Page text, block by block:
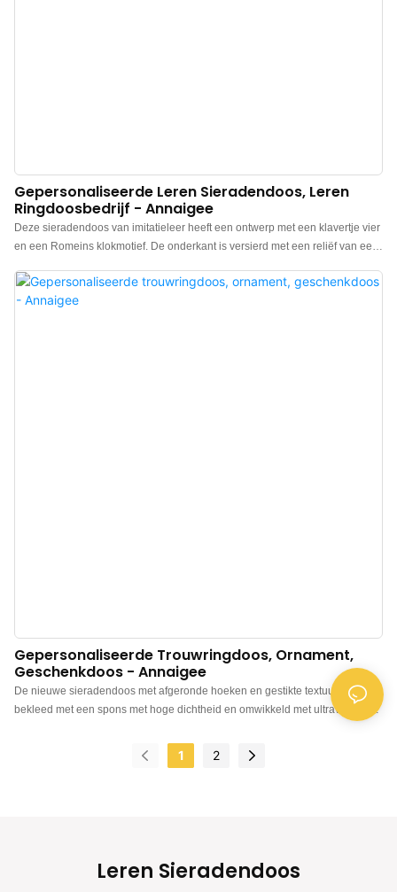
Gepersonaliseerde Leren Sieradendoos, Leren
Ringdoosbedrijf - Annaigee
Deze sieradendoos van imitatieleer heeft een ontwerp met een klavertje vier
en een Romeins klokmotief. De onderkant is versierd met een reliëf van een
gelukkig moment creëert. Een uniek en tijdloos ontwerp voor geluk. De leren
ringdoos is vervaardigd met fijn vakmanschap en heeft een verfijnde
Gepersonaliseerde Trouwringdoos, Ornament,
Geschenkdoos - Annaigee
De nieuwe sieradendoos met afgeronde hoeken en gestikte textuur is
bekleed met een spons met hoge dichtheid en omwikkeld met ultravezels,
algehele textuur versterkt. Koningsblauwe sieradendoos met afgeronde
hoeken en ruitvormige stiksels, gemaakt van hoogwaardig PU-leer, fijn
jarenlang gekoesterd zal worden.
1 2
Leren Sieradendoos